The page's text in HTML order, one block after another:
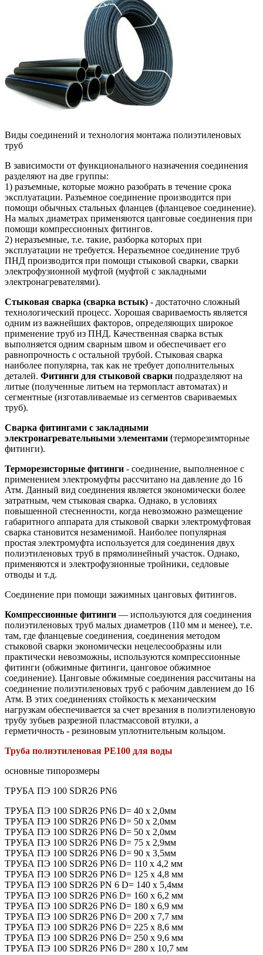
Виды соединений и технология монтажа полиэтиленовых
труб
В зависимости от функционального назначения соединения
разделяют на две группы:
1) разъемные, которые можно разобрать в течение срока
эксплуатации. Разъемное соединение производится при
помощи обычных стальных фланцев (фланцевое соединение).
На малых диаметрах применяются цанговые соединения при
помощи компрессионных фитингов.
2) неразъемные, т.е. такие, разборка которых при
эксплуатации не требуется. Неразъемное соединение труб
ПНД производится при помощи стыковой сварки, сварки
электрофузионной муфтой (муфтой с закладными
электронагревателями).
Стыковая сварка (сварка встык) - достаточно сложный
технологический процесс. Хорошая свариваемость является
одним из важнейших факторов, определяющих широкое
применение труб из ПНД. Качественная сварка встык
выполняется одним сварным швом и обеспечивает его
равнопрочность с остальной трубой. Стыковая сварка
наиболее популярна, так как не требует дополнительных
деталей. Фитинги для стыковой сварки подразделяют на
литые (полученные литьем на термопласт автоматах) и
сегментные (изготавливаемые из сегментов свариваемых
труб).
Сварка фитингами с закладными
электронагревательными элементами (терморезимторные
фитинги).
Терморезисторные фитинги - соединение, выполненное с
применением электромуфты рассчитано на давление до 16
Атм. Данный вид соединения является экономически более
затратным, чем стыковая сварка. Однако, в условиях
повышенной стесненности, когда невозможно размещение
габаритного аппарата для стыковой сварки электромуфтовая
сварка становится незаменимой. Наиболее популярная
простая электромуфта используется для соединения двух
полиэтиленовых труб в прямолинейный участок. Однако,
применяются и электрофузионные тройники, седловые
отводы и т.д.
Соединение при помощи зажимных цанговых фитингов.
Компрессионные фитинги — используются для соединения
полиэтиленовых труб малых диаметров (110 мм и менее), т.е.
там, где фланцевые соединения, соединения методом
стыковой сварки экономически нецелесообразны или
практически невозможны, используются компрессионные
фитинги (обжимные фитинги, цанговое обжимное
соединение). Цанговые обжимные соединения рассчитаны на
соединение полиэтиленовых труб с рабочим давлением до 16
Атм. В этих соединениях стойкость к механическим
нагрузкам обеспечивается за счет врезания в полиэтиленовую
трубу зубьев разрезной пластмассовой втулки, а
герметичность - резиновым уплотнительным кольцом.
Труба полиэтиленовая PE100 для воды
основные типорозмеры
ТРУБА ПЭ 100 SDR26 PN6
ТРУБА ПЭ 100 SDR26 PN6 D= 40 x 2,0мм
ТРУБА ПЭ 100 SDR26 PN6 D= 50 x 2,0мм
ТРУБА ПЭ 100 SDR26 PN6 D= 50 x 2,0мм
ТРУБА ПЭ 100 SDR26 PN6 D= 75 x 2,9мм
ТРУБА ПЭ 100 SDR26 PN6 D= 90 x 3,5мм
ТРУБА ПЭ 100 SDR26 PN6 D= 110 х 4,2 мм
ТРУБА ПЭ 100 SDR26 PN6 D= 125 х 4,8 мм
ТРУБА ПЭ 100 SDR26 PN 6 D= 140 x 5,4мм
ТРУБА ПЭ 100 SDR26 PN6 D= 160 х 6,2 мм
ТРУБА ПЭ 100 SDR26 PN6 D= 180 х 6,9 мм
ТРУБА ПЭ 100 SDR26 PN6 D= 200 х 7,7 мм
ТРУБА ПЭ 100 SDR26 PN6 D= 225 х 8,6 мм
ТРУБА ПЭ 100 SDR26 PN6 D= 250 х 9,6 мм
ТРУБА ПЭ 100 SDR26 PN6 D= 280 х 10,7 мм